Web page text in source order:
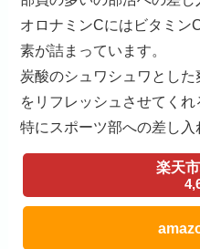
オロナミンCにはビタミン
素が詰まっています。
炭酸のシュワシュワとし
をリフレッシュさせてくれ
特にスポーツ部への差し入
楽天